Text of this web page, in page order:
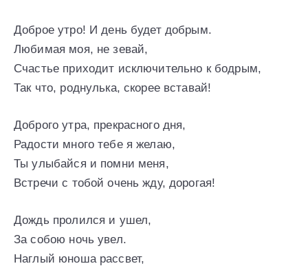
Доброе утро! И день будет добрым.
Любимая моя, не зевай,
Счастье приходит исключительно к бодрым,
Так что, роднулька, скорее вставай!
Доброго утра, прекрасного дня,
Радости много тебе я желаю,
Ты улыбайся и помни меня,
Встречи с тобой очень жду, дорогая!
Дождь пролился и ушел,
За собою ночь увел.
Наглый юноша рассвет,